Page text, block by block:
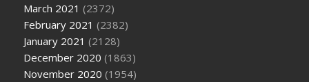
March 2021 (2372)
February 2021 (2382)
January 2021 (2128)
December 2020 (1863)
November 2020 (1954)